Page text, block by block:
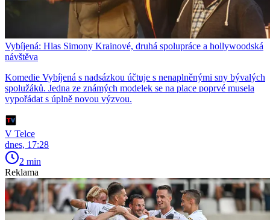
Vybíjená: Hlas Simony Krainové, druhá spolupráce a hollywoodská
návštěva
Komedie Vybíjená s nadsázkou účtuje s nenaplněnými sny bývalých
spolužáků. Jedna ze známých modelek se na place poprvé musela
vypořádat s úplně novou výzvou.
V Telce
dnes, 17:28
2 min
Reklama